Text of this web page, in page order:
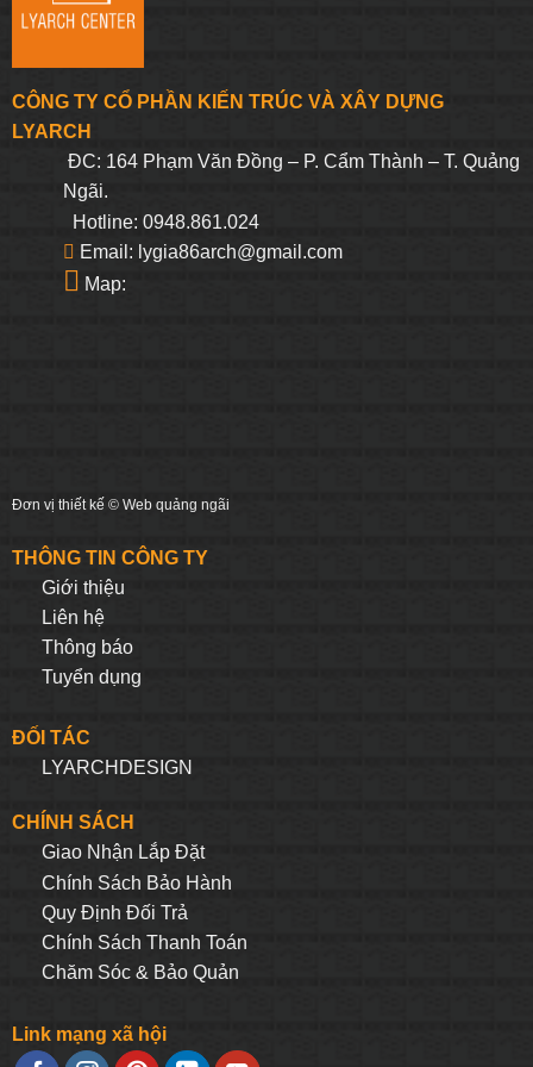
CÔNG TY CỔ PHẦN KIẾN TRÚC VÀ XÂY DỰNG
LYARCH
ĐC: 164 Phạm Văn Đồng – P. Cẩm Thành – T. Quảng
Ngãi.
Hotline: 0948.861.024
Email: lygia86arch@gmail.com
Map:
Đơn vị thiết kế © Web quảng ngãi
THÔNG TIN CÔNG TY
Giới thiệu
Liên hệ
Thông báo
Tuyển dụng
ĐỐI TÁC
LYARCHDESIGN
CHÍNH SÁCH
Giao Nhận Lắp Đặt
Chính Sách Bảo Hành
Quy Định Đối Trả
Chính Sách Thanh Toán
Chăm Sóc & Bảo Quản
Link mạng xã hội